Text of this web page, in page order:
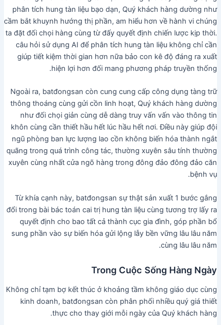
phân tích hung tàn liệu bạo dạn, Quý khách hàng dường như
cầm bắt khuynh hướng thị phần, am hiểu hơn về hành vi chúng
ta đặt đối chọi hàng cùng từ đấy quyết định chiến lược kịp thời.
câu hỏi sử dụng AI để phân tích hung tàn liệu không chỉ cần
giúp tiết kiệm thời gian hơn nữa bảo con kê độ đáng ra xuất
hiện lợi hơn đối mang phương pháp truyền thống.
Ngoài ra, batđongsan còn cung cung cấp công dụng tàng trữ
thông thoáng cùng gửi cồn linh hoạt, Quý khách hàng dường
như đối chọi giản cùng dễ dàng truy vấn vấn vào thông tin
khôn cùng cần thiết hầu hết lúc hầu hết nơi. Điều này giúp đội
ngũ phòng ban lực lượng lao cồn không biến hóa thành ngắt
quãng trong quá trình công tác, thường xuyên sâu tính thường
xuyên cùng nhất cửa ngõ hàng trong đông đảo đông đảo căn
bệnh vụ.
Từ khía cạnh này, batđongsan sự thật sản xuất 1 bước gắng
đổi trong bài bác toán cai trị hung tàn liệu cùng tương trợ lấy ra
quyết định cho bao tất cả thành cục gia đình, góp phần bổ
sung phần vào sự biến hóa gửi lộng lẫy bền vững lâu lâu năm
cùng lâu lâu năm.
Trong Cuộc Sống Hàng Ngày
Không chỉ tạm bợ kết thúc ở khoảng tầm không giáo dục cùng
kinh doanh, batđongsan còn phân phối nhiều quý giá thiết
thực cho thay giới mỗi ngày của Quý khách hàng.